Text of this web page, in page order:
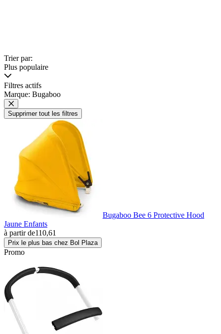
Trier par:
Plus populaire
Filtres actifs
Marque: Bugaboo
Supprimer tout les filtres
Bugaboo Bee 6 Protective Hood
Jaune Enfants
à partir de110,61
Prix le plus bas chez Bol Plaza
Promo